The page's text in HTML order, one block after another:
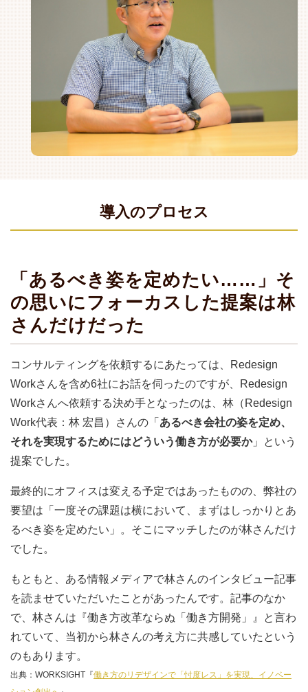
導入のプロセス
「あるべき姿を定めたい……」そ
の思いにフォーカスした提案は林
さんだけだった
コンサルティングを依頼するにあたっては、Redesign
Workさんを含め6社にお話を伺ったのですが、Redesign
Workさんへ依頼する決め手となったのは、林（Redesign
Work代表：林 宏昌）さんの「 あるべき会社の姿を定め、
それを実現するためにはどういう働き方が必要か」という
提案でした。
最終的にオフィスは変える予定ではあったものの、弊社の
要望は「一度その課題は横において、まずはしっかりとあ
るべき姿を定めたい」。そこにマッチしたのが林さんだけ
でした。
もともと、ある情報メディアで林さんのインタビュー記事
を読ませていただいたことがあったんです。記事のなか
で、林さんは『働き方改革ならぬ「働き方開発」』と言わ
れていて、当初から林さんの考え方に共感していたという
のもあります。
出典：WORKSIGHT『働き方のリデザインで「忖度レス」を実現、イノベー